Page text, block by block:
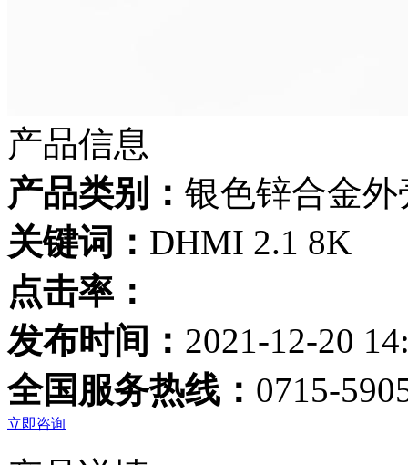
产品信息
产品类别： 银色锌合金
关键词： DHMI 2.1 8K
点击率：
发布时间： 2021-12-20
全国服务热线： 0715-
立即咨询